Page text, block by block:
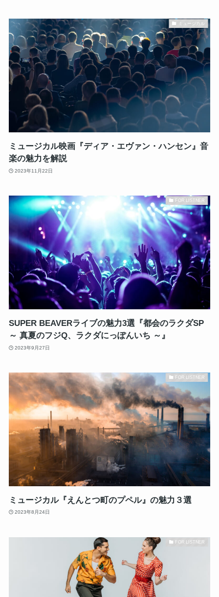
ミュージカル
ミュージカル映画『ディア・エヴァン・ハンセン』音
楽の魅力を解説
2023年11月22日
FOR LISTNER
SUPER BEAVERライブの魅力3選『都会のラクダSP
～ 真夏のフジQ、ラクダにっぽんいち ～』
2023年9月27日
FOR LISTNER
ミュージカル『えんとつ町のプペル』の魅力３選
2023年8月24日
FOR LISTNER